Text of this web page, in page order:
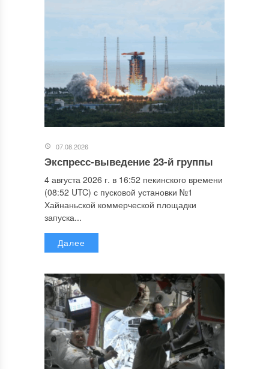
07.08.2026
Экспресс-выведение 23-й группы
4 августа 2026 г. в 16:52 пекинского времени
(08:52 UTC) с пусковой установки №1
Хайнаньской коммерческой площадки
запуска...
Далее